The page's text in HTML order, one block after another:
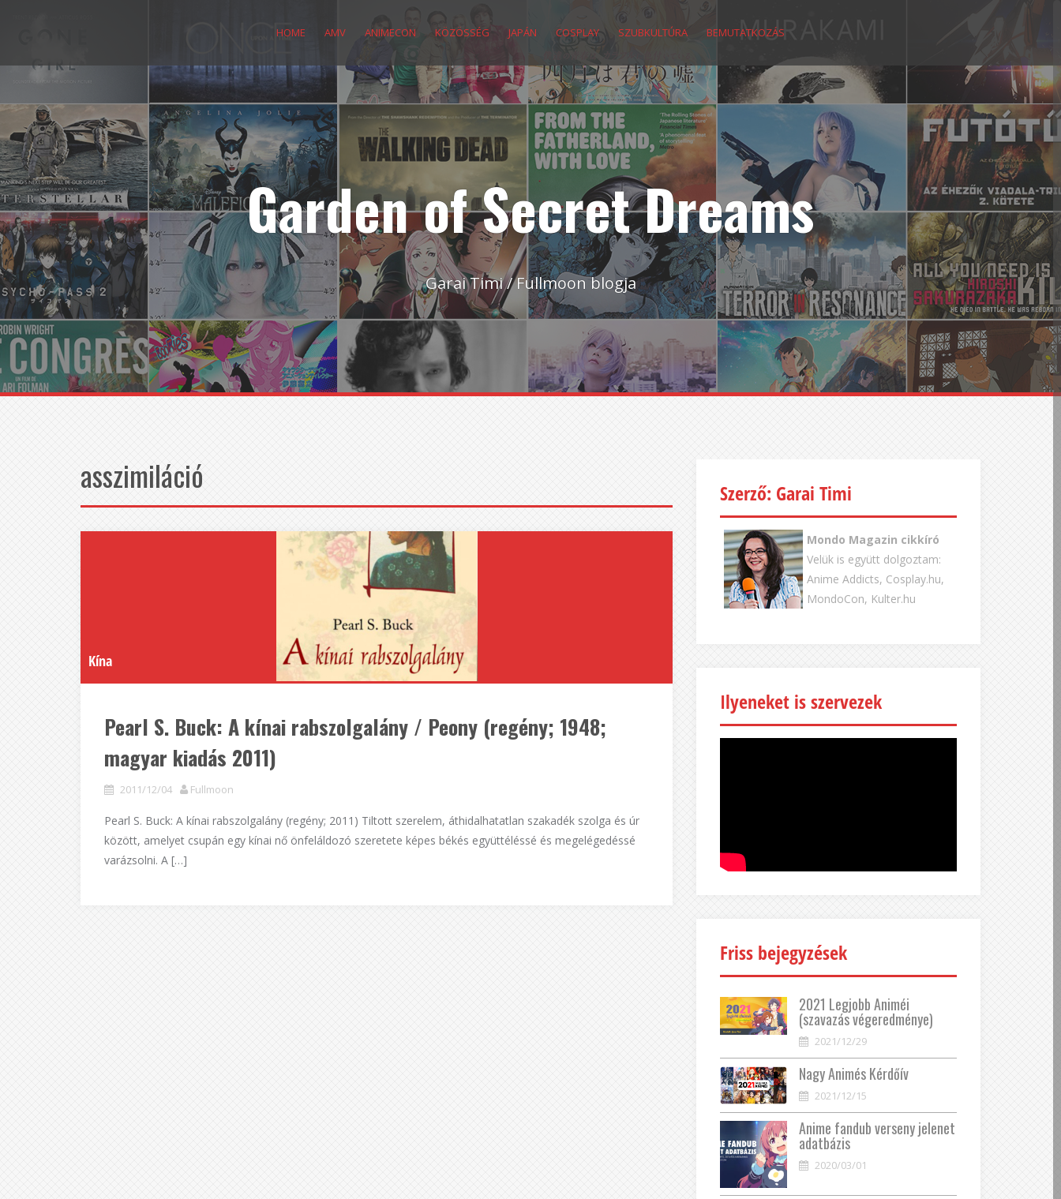
HOME AMV ANIMECON KÖZÖSSÉG JAPÁN COSPLAY SZUBKULTÚRA BEMUTATKOZÁS
Garden of Secret Dreams
Garai Timi / Fullmoon blogja
asszimiláció
Kína
Pearl S. Buck: A kínai rabszolgalány / Peony (regény; 1948;
magyar kiadás 2011)
2011/12/04 Fullmoon
Pearl S. Buck: A kínai rabszolgalány (regény; 2011) Tiltott szerelem, áthidalhatatlan szakadék szolga és úr
között, amelyet csupán egy kínai nő önfeláldozó szeretete képes békés együttéléssé és megelégedéssé
varázsolni. A […]
Szerző: Garai Timi
Mondo Magazin cikkíró
Velük is együtt dolgoztam:
Anime Addicts, Cosplay.hu,
MondoCon, Kulter.hu
Ilyeneket is szervezek
Friss bejegyzések
2021 Legjobb Animéi
(szavazás végeredménye)
2021/12/29
Nagy Animés Kérdőív
2021/12/15
Anime fandub verseny jelenet
adatbázis
2020/03/01